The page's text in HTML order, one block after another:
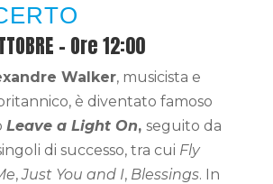
– Ore 12:00
Walker, musicista e
è diventato famoso
Leave a Light On, seguito da
di successo, tra cui Fly
,Just You and I, Blessings. In